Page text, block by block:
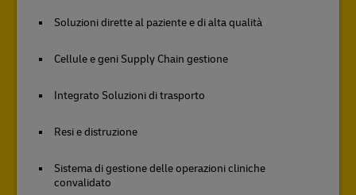
Soluzioni dirette al paziente e di alta qualità
Cellule e geni Supply Chain gestione
Integrato Soluzioni di trasporto
Resi e distruzione
Sistema di gestione delle operazioni cliniche
convalidato